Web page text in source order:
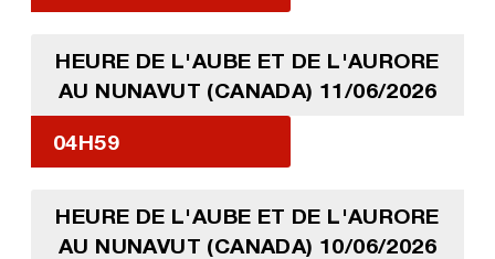
HEURE DE L'AUBE ET DE L'AURORE
AU NUNAVUT (CANADA) 11/06/2026
04H59
HEURE DE L'AUBE ET DE L'AURORE
AU NUNAVUT (CANADA) 10/06/2026